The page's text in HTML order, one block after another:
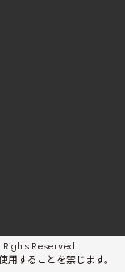
Rights Reserved.
することを禁じます。